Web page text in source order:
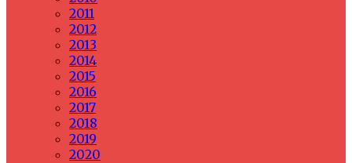
2011
2012
2013
2014
2015
2016
2017
2018
2019
2020